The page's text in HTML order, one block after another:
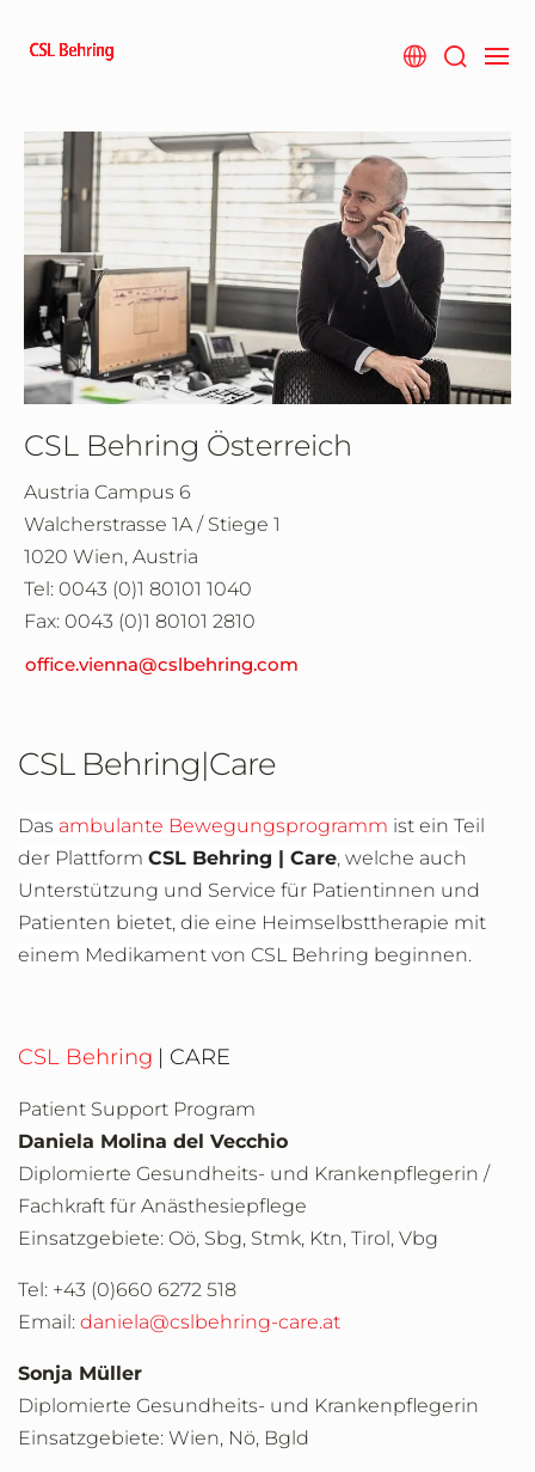
springen
CSL Behring Österreich
Austria Campus 6
Walcherstrasse 1A / Stiege 1
1020 Wien, Austria
Tel: 0043 (0)1 80101 1040
Fax: 0043 (0)1 80101 2810
office.vienna@cslbehring.com
CSL Behring|Care
Das ambulante Bewegungsprogramm ist ein Teil
der Plattform CSL Behring | Care, welche auch
Unterstützung und Service für Patientinnen und
Patienten bietet, die eine Heimselbsttherapie mit
einem Medikament von CSL Behring beginnen.
CSL Behring | CARE
Patient Support Program
Daniela Molina del Vecchio
Diplomierte Gesundheits- und Krankenpflegerin /
Fachkraft für Anästhesiepflege
Einsatzgebiete: Oö, Sbg, Stmk, Ktn, Tirol, Vbg
Tel: +43 (0)660 6272 518
Email: daniela@cslbehring-care.at
Sonja Müller
Diplomierte Gesundheits- und Krankenpflegerin
Einsatzgebiete: Wien, Nö, Bgld